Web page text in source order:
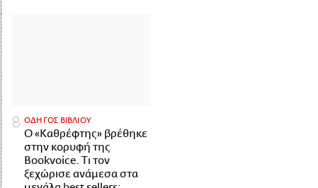
ΟΔΗΓΟΣ ΒΙΒΛΙΟΥ
Ο «Καθρέφτης» βρέθηκε
στην κορυφή της
Bookvoice. Τι τον
ξεχώρισε ανάμεσα στα